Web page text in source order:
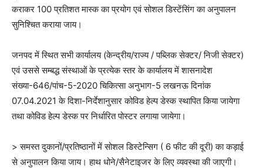
कराकर 100 प्रतिशत मास्क का प्रयोग एवं सोशल डिस्टेंसिंग का अनुपालन
सुनिश्चित कराया जाय।
जनपद में स्थित सभी कार्यालय (केन्द्रीय/राज्य / पब्लिक सेक्टर/ निजी सेक्टर)
एवं उससे सम्बद्ध संस्थाओं के प्रत्येक स्तर के कार्यालय में शासनादेश
संख्या-646/पांच-5-2020 चिकित्सा अनुभाग-5 लखनऊ दिनांक
07.04.2021 के दिशा-निर्देशानुसार कोविड हेल्प डेस्क स्थापित किया जायेगा
तथा कोविड हेल्प डेस्क पर निर्धारित पोस्टर लगाया जायेगा।
> समस्त दुकानों/प्रतिष्ठानों में सोशल डिस्टेन्सिग ( 6 फीट की दूरी) का कड़ाई
से अनुपालन किया जाय। हाथ धोने/सैनेटाइजर के लिए व्यवस्था की जाएगी।